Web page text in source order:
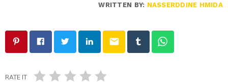
WRITTEN BY: NASSERDDINE HMIDA
email
RATE IT